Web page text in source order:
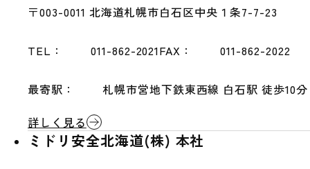
〒003-0011 北海道札幌市白石区中央１条7-7-23
TEL： 011-862-2021FAX： 011-862-2022
最寄駅：
札幌市営地下鉄東西線 白石駅 徒歩10分
詳しく見る
ミドリ安全北海道(株) 本社